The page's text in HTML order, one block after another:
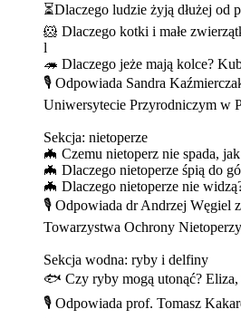
⏳Dlaczego ludzie żyją dłużej od
🐹 Dlaczego kotki i małe
l
🦔 Dlaczego jeże mają kolce?
🎙️ Odpowiada Sandra
Uniwersytecie Przyrodniczym w
Sekcja: nietoperze
🦇 Czemu nietoperz nie spada,
🦇 Dlaczego nietoperze śpią do
🦇 Dlaczego nietoperze nie
🎙️ Odpowiada dr Andrzej Węgiel
Towarzystwa Ochrony
Sekcja wodna: ryby i delfiny
🐟 Czy ryby mogą utonąć?
🎙️ Odpowiada prof. Tomasz